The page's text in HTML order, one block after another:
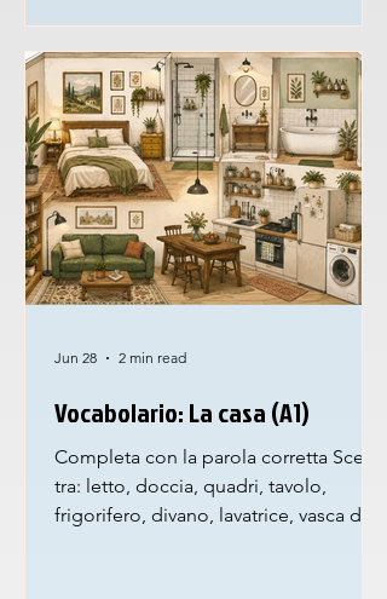
fatica sotto il sole, mentre curavano le
coltivazioni. Con il passare dei secoli,
la festa è cambiata: durante i
Vocabolario: La casa (A1)
Completa con la parola corretta Scegli
tra: letto, doccia, quadri, tavolo,
frigorifero, divano, lavatrice, vasca da
Jun 28 2 min read